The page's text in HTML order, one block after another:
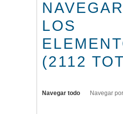
LOS
(2112
Navegar todo Navegar